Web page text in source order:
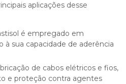
aplicações desse
à sua capacidade de aderência
e proteção contra agentes